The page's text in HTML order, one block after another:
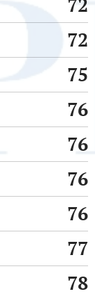
72
75
76
76
76
76
77
78